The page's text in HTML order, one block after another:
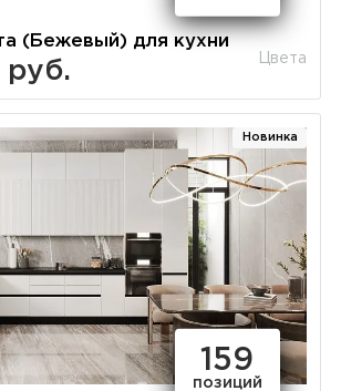
(Бежевый) для кухни
руб.
Цвета
Новинка
159
позиций